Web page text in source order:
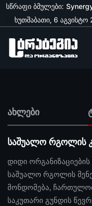
სწრაფი ბმულები:
ხუთშაბათი, 6 აგვისტო
ახლები
საშუალო რგოლის
დიდი ორგანიზაციების
საშუალო რგოლის
მონდომება,
საკუთარი გუნდის